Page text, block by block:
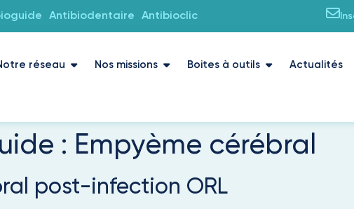
Antibiodentaire Antibioclic
réseau Nos missions Boites à outils Actualités
: Empyème cérébral
post-infection ORL